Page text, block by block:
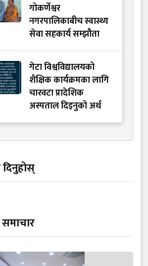
गोकर्णेश्वर
नगरपालिकाबीच स्वास्थ्य
सेवा सहकार्य सम्झौता
गेटा विश्वविद्यालयको
शैक्षिक कार्यक्रमका लागि
चारवटा प्रादेशिक
अस्पताल दिइनुको अर्थ
दिनुहोस्